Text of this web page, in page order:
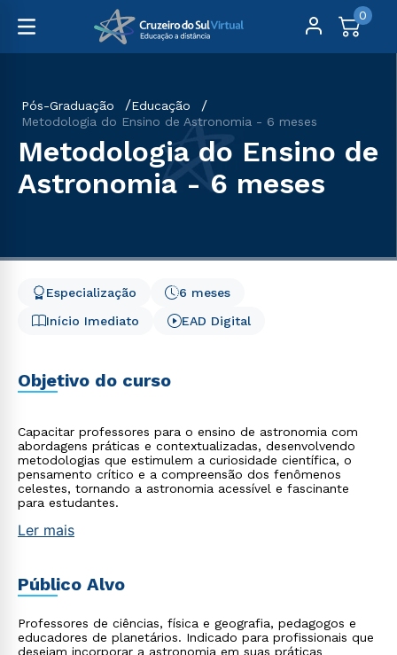
0
Pós-Graduação
Educação
Metodologia do Ensino de Astronomia - 6 meses
Metodologia do Ensino de
Astronomia - 6 meses
Início Imediato
6 meses
Especialização
EAD Digital
Objetivo do curso
Capacitar professores para o ensino de astronomia com
abordagens práticas e contextualizadas, desenvolvendo
metodologias que estimulem a curiosidade científica, o
pensamento crítico e a compreensão dos fenômenos
celestes, tornando a astronomia acessível e fascinante
para estudantes.
Ler mais
Público Alvo
Professores de ciências, física e geografia, pedagogos e
educadores de planetários. Indicado para profissionais que
desejam incorporar a astronomia em suas práticas